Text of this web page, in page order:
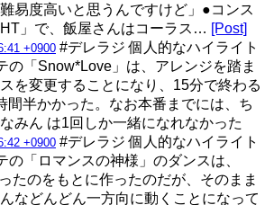
易度高いと思うんですけど」●コンス
」で、飯屋さんはコーラス… [Post]
+0900 #デレラジ 個人的なハイライト
の「Snow*Love」は、アレンジを踏ま
を変更することになり、15分で終わる
間半かかった。なお本番までには、ち
みん は1回しか一緒になれなかった
+0900 #デレラジ 個人的なハイライト
の「ロマンスの神様」のダンスは、
たのをもとに作ったのだが、そのまま
などんどん一方向に動くことになって